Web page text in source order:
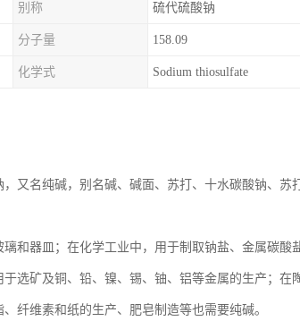
别称 硫代硫酸钠
分子量 158.09
化学式 Sodium thiosulfate
又名纯碱，别名碱、碱面、苏打、十水碳酸钠、苏
和器皿；在化学工业中，用于制取钠盐、金属碳酸
选矿及铜、铅、镍、锡、铀、铝等金属的生产；在
纤维素和纸的生产、肥皂制造等也需要纯碱。